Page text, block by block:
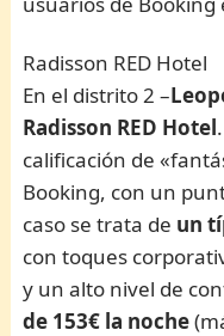
Radisson RED Hotel
En el distrito 2 –
Radisson RED Hotel
calificación de
Booking, con un
caso se trata de un
con toques
y un alto nivel de
de 153€ la noche